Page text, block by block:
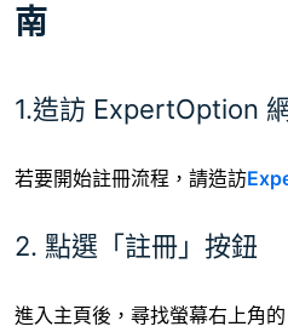
南
1.造訪 ExpertOption
若要開始註冊流程，請造訪
2. 點選「註冊」按鈕
進入主頁後，尋找螢幕右上角的